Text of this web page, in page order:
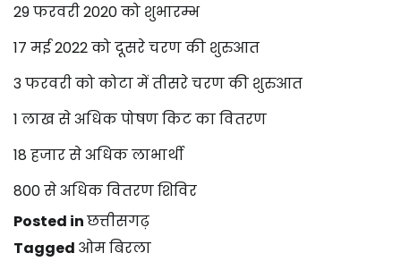
29 फरवरी 2020 को शुभारम्भ
17 मई 2022 को दूसरे चरण की शुरुआत
3 फरवरी को कोटा में तीसरे चरण की शुरुआत
1 लाख से अधिक पोषण किट का वितरण
18 हजार से अधिक लाभार्थी
800 से अधिक वितरण शिविर
Posted inछत्तीसगढ़
Tagged ओम बिरला